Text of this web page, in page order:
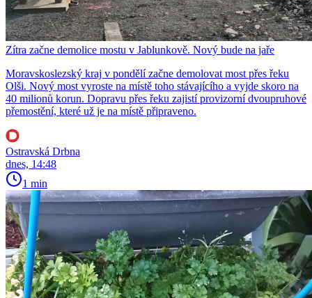
Zítra začne demolice mostu v Jablunkově. Nový bude na jaře
Moravskoslezský kraj v pondělí začne demolovat most přes řeku
Olši. Nový most vyroste na místě toho stávajícího a vyjde skoro na
40 milionů korun. Dopravu přes řeku zajistí provizorní dvoupruhové
přemostění, které už je na místě připraveno.
Ostravská Drbna
dnes, 14:48
1 min